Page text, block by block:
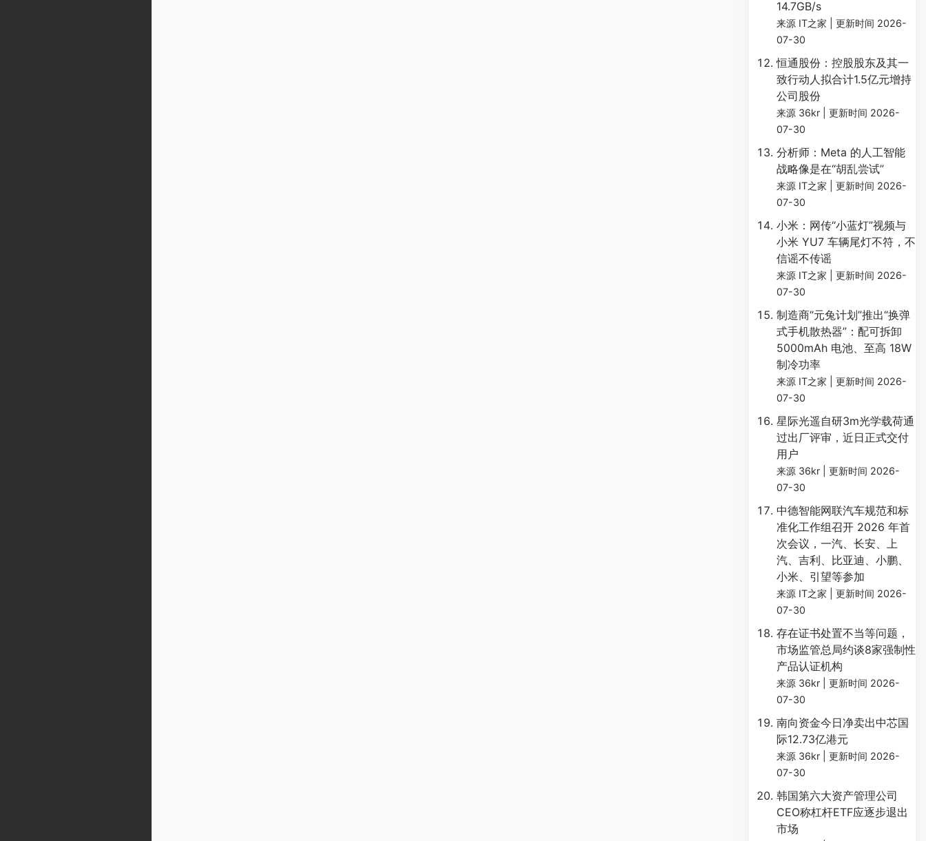
14.7GB/s
来源 IT之家
更新时间 2026-
07-30
恒通股份：控股股东及其一
致行动人拟合计1.5亿元增持
公司股份
来源 36kr
更新时间 2026-
07-30
分析师：Meta 的人工智能
战略像是在“胡乱尝试”
来源 IT之家
更新时间 2026-
07-30
小米：网传“小蓝灯”视频与
小米 YU7 车辆尾灯不符，不
信谣不传谣
来源 IT之家
更新时间 2026-
07-30
制造商“元兔计划”推出“换弹
式手机散热器”：配可拆卸
5000mAh 电池、至高 18W
制冷功率
来源 IT之家
更新时间 2026-
07-30
星际光遥自研3m光学载荷通
过出厂评审，近日正式交付
用户
来源 36kr
更新时间 2026-
07-30
中德智能网联汽车规范和标
准化工作组召开 2026 年首
次会议，一汽、长安、上
汽、吉利、比亚迪、小鹏、
小米、引望等参加
来源 IT之家
更新时间 2026-
07-30
存在证书处置不当等问题，
市场监管总局约谈8家强制性
产品认证机构
来源 36kr
更新时间 2026-
07-30
南向资金今日净卖出中芯国
际12.73亿港元
来源 36kr
更新时间 2026-
07-30
韩国第六大资产管理公司
CEO称杠杆ETF应逐步退出
市场